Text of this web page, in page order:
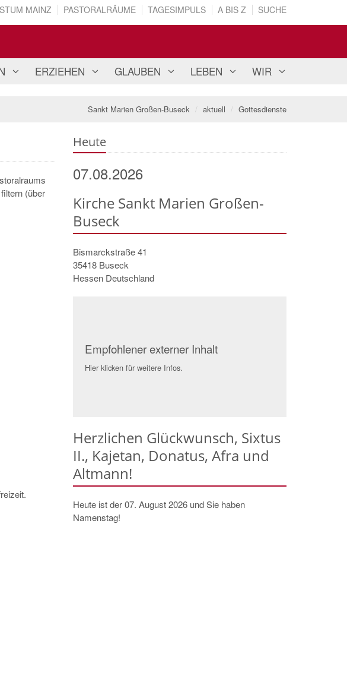
MAINZ PASTORALRÄUME TAGESIMPULS A BIS Z SUCHE
ERZIEHEN GLAUBEN LEBEN WIR
Sankt Marien Großen-Buseck aktuell Gottesdienste
(über
Heute
07.08.2026
Kirche Sankt Marien Großen-
Buseck
Bismarckstraße 41
35418 Buseck
Hessen Deutschland
Empfohlener externer Inhalt
Hier klicken für weitere Infos.
Herzlichen Glückwunsch, Sixtus
II., Kajetan, Donatus, Afra und
Altmann!
Heute ist der 07. August 2026 und Sie haben
Namenstag!